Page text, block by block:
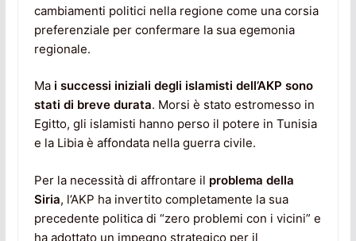
cambiamenti politici nella regione come una corsia
preferenziale per confermare la sua egemonia
regionale.
Ma i successi iniziali degli islamisti dell’AKP sono
stati di breve durata. Morsi è stato estromesso in
Egitto, gli islamisti hanno perso il potere in Tunisia
e la Libia è affondata nella guerra civile.
Per la necessità di affrontare il problema della
Siria, l’AKP ha invertito completamente la sua
precedente politica di “zero problemi con i vicini” e
ha adottato un impegno strategico per il